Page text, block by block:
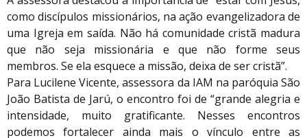
como discípulos missionários, na ação evangelizadora de
uma Igreja em saída. Não há comunidade cristã madura
que não seja missionária e que não forme seus
membros. Se ela esquece a missão, deixa de ser cristã”.
Para Lucilene Vicente, assessora da IAM na paróquia São
João Batista de Jarú, o encontro foi de “grande alegria e
intensidade, muito gratificante. Nesses encontros
podemos fortalecer ainda mais o vínculo entre as